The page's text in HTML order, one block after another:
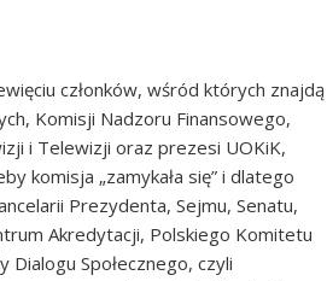
członków, wśród których znajdą
Komisji Nadzoru Finansowego,
i Telewizji oraz prezesi UOKiK,
komisja „zamykała się” i dlatego
Prezydenta, Sejmu, Senatu,
Akredytacji, Polskiego Komitetu
Społecznego, czyli